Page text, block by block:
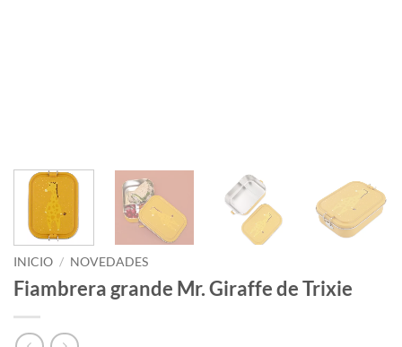
INICIO / NOVEDADES
Fiambrera grande Mr. Giraffe de Trixie